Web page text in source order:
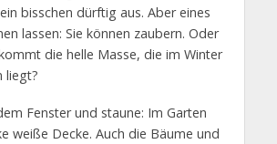
bisschen dürftig aus. Aber eines
lassen: Sie können zaubern. Oder
die helle Masse, die im Winter
liegt?
Fenster und staune: Im Garten
weiße Decke. Auch die Bäume und